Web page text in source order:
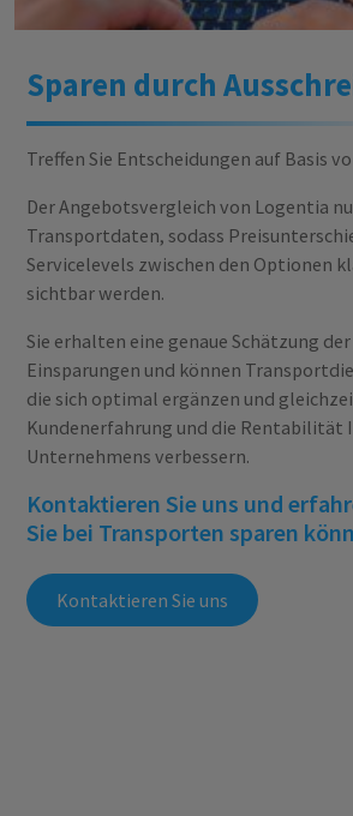
Sparen durch
Treffen Sie Entscheidungen auf Basis
Der Angebotsvergleich von Logentia
Transportdaten, sodass
Servicelevels zwischen den Optionen
sichtbar werden.
Sie erhalten eine genaue Schätzung
Einsparungen und können
die sich optimal ergänzen und
Kundenerfahrung und die Rentabilität
Unternehmens verbessern.
Kontaktieren Sie uns und
Sie bei Transporten sparen
Kontaktieren Sie uns